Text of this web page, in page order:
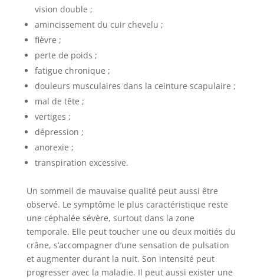
vision double ;
amincissement du cuir chevelu ;
fièvre ;
perte de poids ;
fatigue chronique ;
douleurs musculaires dans la ceinture scapulaire ;
mal de tête ;
vertiges ;
dépression ;
anorexie ;
transpiration excessive.
Un sommeil de mauvaise qualité peut aussi être
observé. Le symptôme le plus caractéristique reste
une céphalée sévère, surtout dans la zone
temporale. Elle peut toucher une ou deux moitiés du
crâne, s’accompagner d’une sensation de pulsation
et augmenter durant la nuit. Son intensité peut
progresser avec la maladie. Il peut aussi exister une